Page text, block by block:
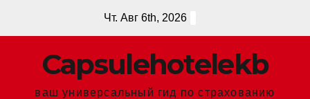
Чт. Авг 6th, 2026
Сapsulehotelekb
ваш универсальный гид по страхованию